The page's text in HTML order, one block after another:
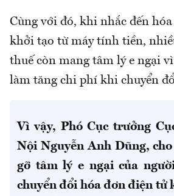
Cùng với đó, khi nhắc đến
khởi tạo từ máy tính tiền,
thuế còn mang tâm lý e ngại
làm tăng chi phí khi chuyển
Vì vậy, Phó Cục trưởng
Nội Nguyễn Anh Dũng,
gỡ tâm lý e ngại của
chuyển đổi hóa đơn điện tử